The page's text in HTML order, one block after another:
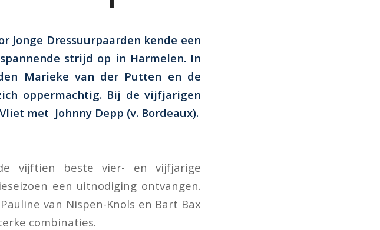
Jonge Dressuurpaarden kende een
strijd op in Harmelen. In
Marieke van der Putten en de
oppermachtig. Bij de vijfjarigen
met Johnny Depp (v. Bordeaux).
vijftien beste vier- en vijfjarige
een uitnodiging ontvangen.
van Nispen-Knols en Bart Bax
combinaties.